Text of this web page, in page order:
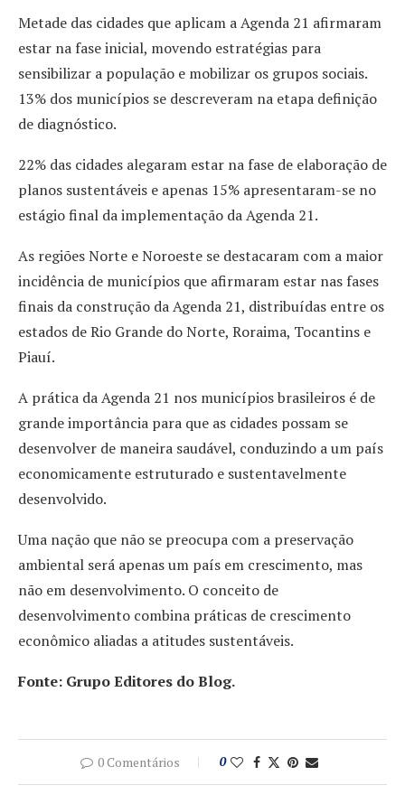
Metade das cidades que aplicam a Agenda 21 afirmaram
estar na fase inicial, movendo estratégias para
sensibilizar a população e mobilizar os grupos sociais.
13% dos municípios se descreveram na etapa definição
de diagnóstico.
22% das cidades alegaram estar na fase de elaboração de
planos sustentáveis e apenas 15% apresentaram-se no
estágio final da implementação da Agenda 21.
As regiões Norte e Noroeste se destacaram com a maior
incidência de municípios que afirmaram estar nas fases
finais da construção da Agenda 21, distribuídas entre os
estados de Rio Grande do Norte, Roraima, Tocantins e
Piauí.
A prática da Agenda 21 nos municípios brasileiros é de
grande importância para que as cidades possam se
desenvolver de maneira saudável, conduzindo a um país
economicamente estruturado e sustentavelmente
desenvolvido.
Uma nação que não se preocupa com a preservação
ambiental será apenas um país em crescimento, mas
não em desenvolvimento. O conceito de
desenvolvimento combina práticas de crescimento
econômico aliadas a atitudes sustentáveis.
Fonte: Grupo Editores do Blog.
0 Comentários 0